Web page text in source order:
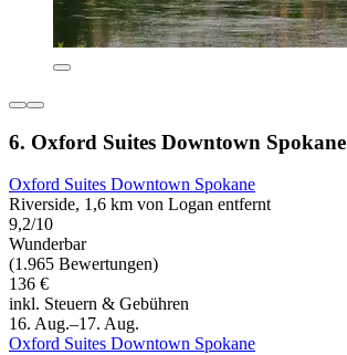
6. Oxford Suites Downtown Spokane
Oxford Suites Downtown Spokane
Riverside, 1,6 km von Logan entfernt
9,2/10
Wunderbar
(1.965 Bewertungen)
136 €
inkl. Steuern & Gebühren
16. Aug.–17. Aug.
Oxford Suites Downtown Spokane